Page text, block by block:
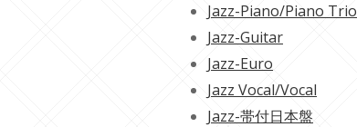
Jazz-Piano/Piano Trio
Jazz-Guitar
Jazz-Euro
Jazz Vocal/Vocal
Jazz-帯付日本盤